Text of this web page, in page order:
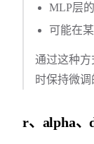
MLP层的
可能在
通过这种
时保持微调
r、alpha、